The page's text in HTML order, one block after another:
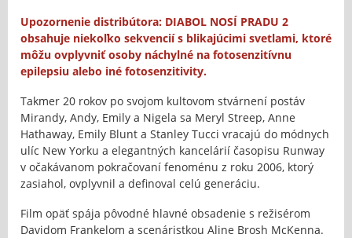
Upozornenie distribútora: DIABOL NOSÍ PRADU 2
obsahuje niekoľko sekvencií s blikajúcimi svetlami, ktoré
môžu ovplyvniť osoby náchylné na fotosenzitívnu
epilepsiu alebo iné fotosenzitivity.
Takmer 20 rokov po svojom kultovom stvárnení postáv
Mirandy, Andy, Emily a Nigela sa Meryl Streep, Anne
Hathaway, Emily Blunt a Stanley Tucci vracajú do módnych
ulíc New Yorku a elegantných kancelárií časopisu Runway
v očakávanom pokračovaní fenoménu z roku 2006, ktorý
zasiahol, ovplyvnil a definoval celú generáciu.
Film opäť spája pôvodné hlavné obsadenie s režisérom
Davidom Frankelom a scenáristkou Aline Brosh McKenna.